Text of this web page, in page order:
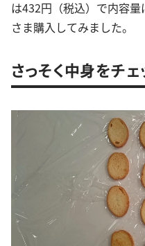
は432円（税込）で内容
さま購入してみました。
さっそく中身をチェ